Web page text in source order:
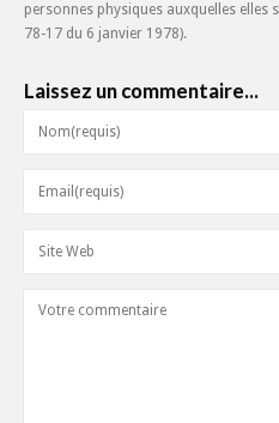
personnes physiques auxquelles elles
78-17 du 6 janvier 1978).
Laissez un commentaire...